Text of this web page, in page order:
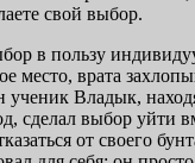
свой выбор.
в пользу
место, врата
ученик Владык,
сделал выбор уйти
от своего